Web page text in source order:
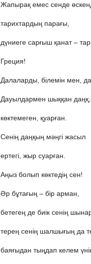
Жапырақ емес сенде
тарихтардың парағы,
дүниеге сарғыш қанат –
Греция!
Далаларды, білемін мен,
Дауылдармен шыққан
көктемеген, қуарған.
Сенің даңқың мәңгі жасыл
ертегі, жыр суарған.
Аңыз болып көктедің сен!
Әр бұтағың – бір арман,
бетегең де биік сенің
терең сенің шалшығың да
баяғыдан тыңдап келем